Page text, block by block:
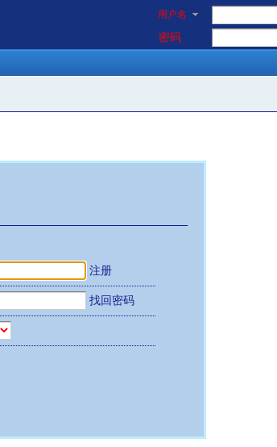
用户名
密码
注册
找回密码